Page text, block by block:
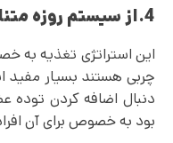
4.از سیستم روزه متناوب استفاده کنید
این استراتژی تغذیه به
چربی هستند بسیار مفید
دنبال اضافه کردن توده
بود به خصوص برای آن